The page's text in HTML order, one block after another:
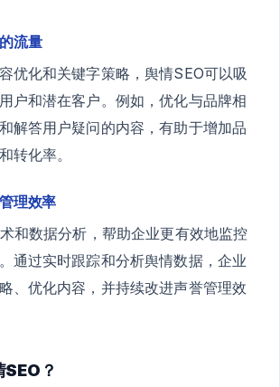
流量
优化和关键字策略，舆情SEO可以吸
户和潜在客户。例如，优化与品牌相
解答用户疑问的内容，有助于增加品
转化率。
理效率
和数据分析，帮助企业更有效地监控
通过实时跟踪和分析舆情数据，企业
、优化内容，并持续改进声誉管理效
？